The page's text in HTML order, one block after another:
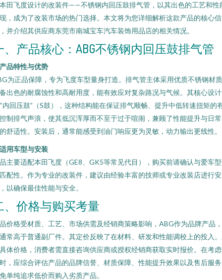
田飞度设计的改装件——不锈钢内回压鼓排气管，以其出色的工艺和性
，成为了改装市场的热门选择。本文将为您详细解析这款产品的核心信
并介绍其供应商东莞市南城宝车汽车装饰用品店的相关情况。
、产品核心：ABG不锈钢内回压鼓排气管
品特性与优势
为正品保障，专为飞度车型量身打造。排气管主体采用优质不锈钢材
出色的耐腐蚀性和高耐用度，能有效应对复杂路况与气候。其核心设
内回压鼓”（S鼓），这种结构能在保证排气顺畅、提升中低转速扭矩的
制排气声浪，使其低沉浑厚而不至于过于喧闹，兼顾了性能提升与日
舒适性。安装后，通常能感受到油门响应更为灵敏，动力输出更线性。
用车型与安装
主要适配本田飞度（GE8、GK5等常见代目），购买前请确认与爱车
配性。作为专业的改装件，建议由经验丰富的技师或专业改装店进行安
以确保最佳性能与安全。
、价格与购买考量
价格受材质、工艺、市场供需及经销商策略影响，ABG作为品牌产品
常高于普通副厂件。其定价反映了在材料、研发和性能调校上的投入
体价格，消费者需直接咨询供应商或授权经销商获取实时报价。在考
，应综合评估产品的品牌信誉、材质保障、性能提升效果以及售后服
单纯追求低价而购入劣质产品。